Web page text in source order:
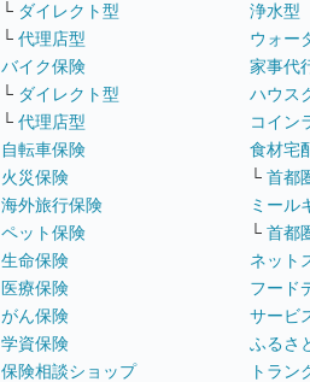
└ ダイレクト型
└ 代理店型
バイク保険
└ ダイレクト型
└ 代理店型
自転車保険
火災保険
海外旅行保険
ペット保険
生命保険
医療保険
がん保険
学資保険
保険相談ショップ
浄水型
ウォー
家事代
ハウス
コイン
食材宅
└ 首都
ミール
└ 首都
ネット
フード
サービ
ふるさ
トラン